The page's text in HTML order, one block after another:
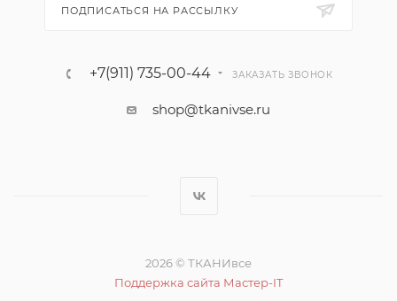
ПОДПИСАТЬСЯ НА РАССЫЛКУ
+7(911) 735-00-44 ЗАКАЗАТЬ ЗВОНОК
shop@tkanivse.ru
2026 © ТКАНИвсе
Поддержка сайта Мастер-IT